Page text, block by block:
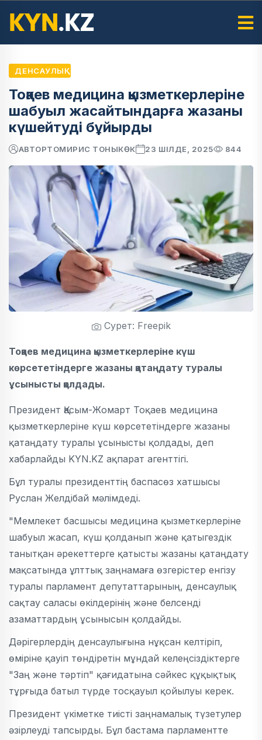
ДЕНСАУЛЫҚ
Тоқаев медицина қызметкерлеріне
шабуыл жасайтындарға жазаны
күшейтуді бұйырды
АВТОРТОМИРИС ТОНЫКӨК 23 ШІЛДЕ, 2025 844
Сурет: Freepik
Тоқаев медицина қызметкерлеріне күш
көрсететіндерге жазаны қатаңдату туралы
ұсынысты қолдады.
Президент Қасым-Жомарт Тоқаев медицина
қызметкерлеріне күш көрсететіндерге жазаны
қатаңдату туралы ұсынысты қолдады, деп
хабарлайды KYN.KZ ақпарат агенттігі.
Бұл туралы президенттің баспасөз хатшысы
Руслан Желдібай мәлімдеді.
"Мемлекет басшысы медицина қызметкерлеріне
шабуыл жасап, күш қолданып және қатыгездік
танытқан әрекеттерге қатысты жазаны қатаңдату
мақсатында ұлттық заңнамаға өзгерістер енгізу
туралы парламент депутаттарының, денсаулық
сақтау саласы өкілдерінің және белсенді
азаматтардың ұсынысын қолдайды.
Дәрігерлердің денсаулығына нұқсан келтіріп,
өміріне қауіп төндіретін мұндай келеңсіздіктерге
"Заң және тәртіп" қағидатына сәйкес құқықтық
тұрғыда батыл түрде тосқауыл қойылуы керек.
Президент үкіметке тиісті заңнамалық түзетулер
әзірлеуді тапсырды. Бұл бастама парламентте